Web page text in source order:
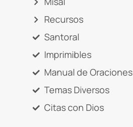
Recursos
Santoral
Imprimibles
Manual de Oraciones
Temas Diversos
Citas con Dios